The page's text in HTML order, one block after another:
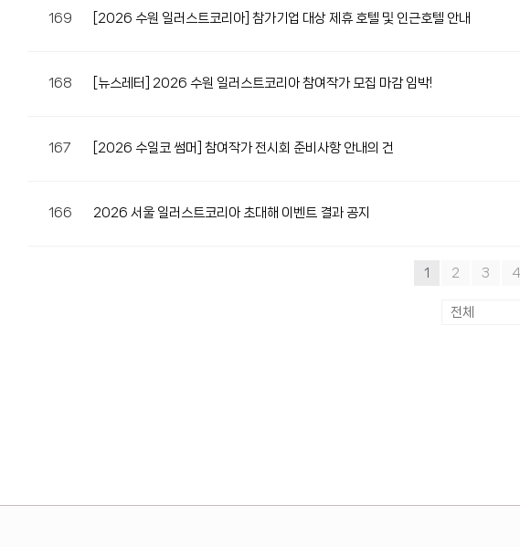
169 [2026 수원 일러스트코리아] 참가기업 대상 제휴 호텔 및 인근호텔 안내
168 [뉴스레터] 2026 수원 일러스트코리아 참여작가 모집 마감 임박!
167 [2026 수일코 썸머] 참여작가 전시회 준비사항 안내의 건
166 2026 서울 일러스트코리아 초대해 이벤트 결과 공지
1 2 3 4